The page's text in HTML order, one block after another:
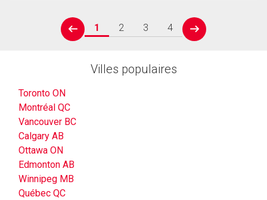
prev
1 2 3 4
next
Villes populaires
Toronto ON
Montréal QC
Vancouver BC
Calgary AB
Ottawa ON
Edmonton AB
Winnipeg MB
Québec QC